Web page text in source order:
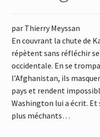
Commande
par Thierry Meyssan
En couvrant la chute de
répètent sans réfléchir
occidentale. En se
l’Afghanistan, ils
pays et rendent
Washington lui a écrit. Et
plus méchants…